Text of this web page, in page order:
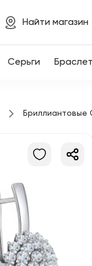
Найти магазин
Серьги
Бриллиантовые